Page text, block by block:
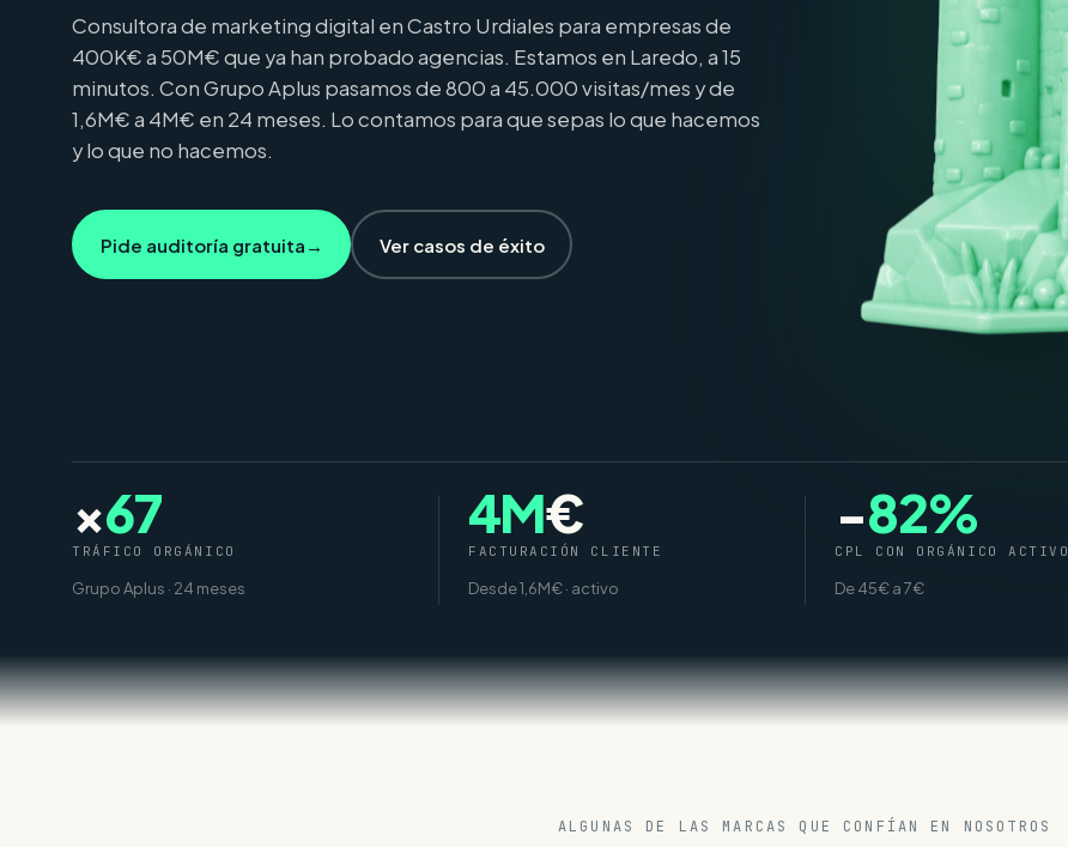
Consultora de marketing digital en Castro Urdiales para empresas de
400K€ a 50M€ que ya han probado agencias. Estamos en Laredo, a 15
minutos. Con Grupo Aplus pasamos de 800 a 45.000 visitas/mes y de
1,6M€ a 4M€ en 24 meses. Lo contamos para que sepas lo que hacemos
y lo que no hacemos.
Pide auditoría gratuita → Ver casos de éxito
×67
TRÁFICO ORGÁNICO
Grupo Aplus · 24 meses
4M€
FACTURACIÓN CLIENTE
Desde 1,6M€ · activo
−82%
CPL CON ORGÁNICO ACTIVO
De 45€ a 7€
ALGUNAS DE LAS MARCAS QUE CONFÍAN EN NOSOTROS